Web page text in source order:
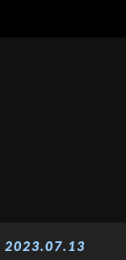
2023.07.13